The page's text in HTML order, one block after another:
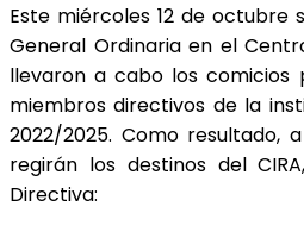
Este miércoles 12 de octubre
General Ordinaria en el
llevaron a cabo los comicios
miembros directivos de la
2022/2025. Como resultado,
regirán los destinos del
Directiva: